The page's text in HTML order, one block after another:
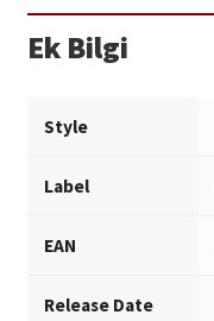
Ek Bilgi
Style
Label
EAN
Release Date